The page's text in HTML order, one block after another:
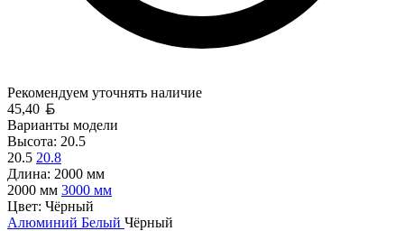
Рекомендуем уточнять наличие
45,40
Варианты модели
Высота: 20.5
20.5 20.8
Длина: 2000 мм
2000 мм 3000 мм
Цвет: Чёрный
Алюминий Белый Чёрный